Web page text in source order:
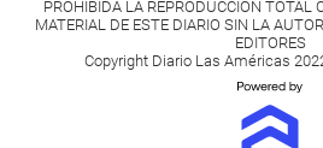
PROHIBIDA LA REPRODUCCIÓN TOTAL
MATERIAL DE ESTE DIARIO SIN LA
EDITORES
Copyright Diario Las Américas